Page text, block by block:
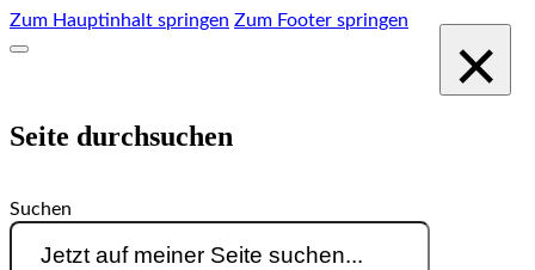
Zum Hauptinhalt springen Zum Footer springen
Seite durchsuchen
Suchen
×